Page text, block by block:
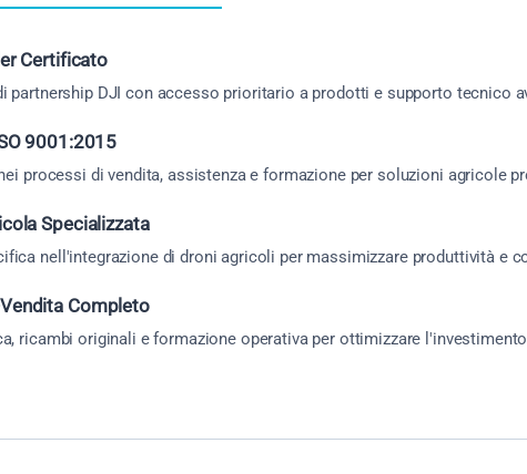
Certificato
partnership DJI con accesso prioritario a prodotti e supporto tecnico
9001:2015
processi di vendita, assistenza e formazione per soluzioni agricole
Specializzata
nell'integrazione di droni agricoli per massimizzare produttività e
Completo
ricambi originali e formazione operativa per ottimizzare